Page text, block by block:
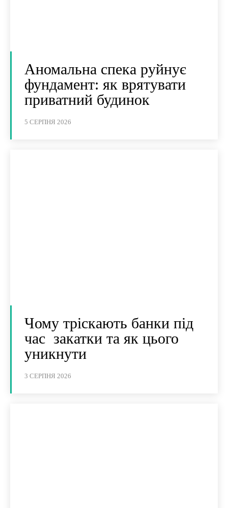
Аномальна спека руйнує
фундамент: як врятувати
приватний будинок
5 СЕРПНЯ 2026
Чому тріскають банки під
час закатки та як цього
уникнути
3 СЕРПНЯ 2026